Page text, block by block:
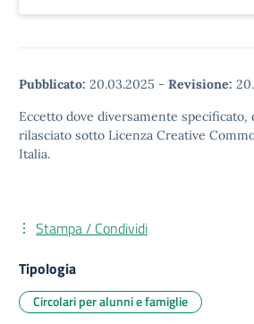
Pubblicato: 20.03.2025 - Revisione:
Eccetto dove diversamente specificato,
rilasciato sotto Licenza Creative
Italia.
Stampa / Condividi
Tipologia
Circolari per alunni e famiglie